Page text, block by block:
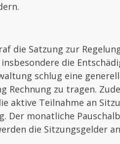
die Satzung zur
die
schlug eine
Rechnung zu tragen.
aktive Teilnahme an
Der monatliche
die Sitzungsgelder